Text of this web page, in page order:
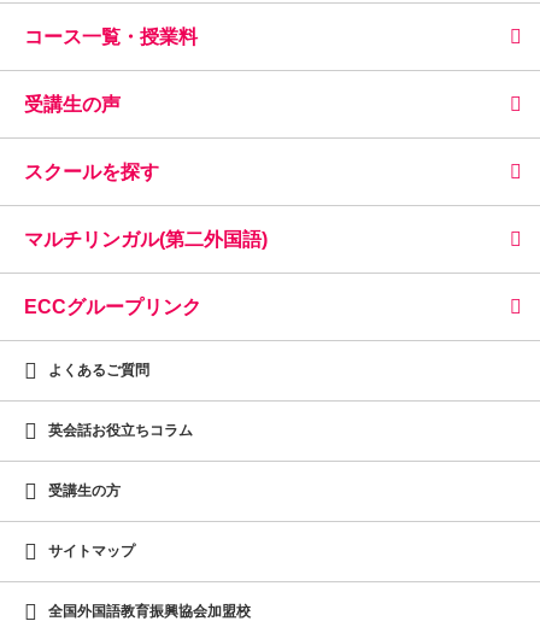
コース一覧・授業料
受講生の声
スクールを探す
マルチリンガル(第二外国語)
ECCグループリンク
よくあるご質問
英会話お役立ちコラム
受講生の方
サイトマップ
全国外国語教育振興協会加盟校